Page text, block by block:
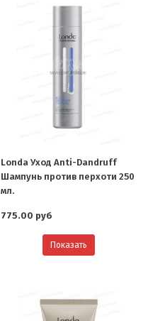
Londa Уход Anti-Dandruff
Шампунь против перхоти 250
мл.
775.00 руб
Показать